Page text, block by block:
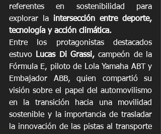
referentes en sostenibilidad para
explorar la intersección entre deporte,
tecnología y acción climática.
Entre los protagonistas destacados
estuvo Lucas Di Grassi, campeón de la
Fórmula E, piloto de Lola Yamaha ABT y
Embajador ABB, quien compartió su
visión sobre el papel del automovilismo
en la transición hacia una movilidad
sostenible y la importancia de trasladar
la innovación de las pistas al transporte